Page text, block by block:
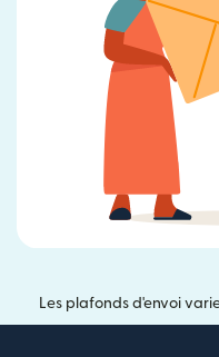
Les plafonds d'envoi